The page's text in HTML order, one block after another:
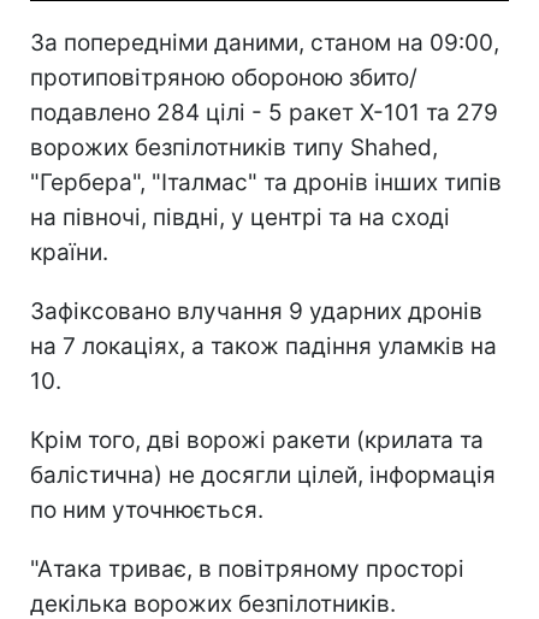
За попередніми даними, станом на 09:00,
протиповітряною обороною збито/
подавлено 284 цілі - 5 ракет Х-101 та 279
ворожих безпілотників типу Shahed,
"Гербера", "Італмас" та дронів інших типів
на півночі, півдні, у центрі та на сході
країни.
Зафіксовано влучання 9 ударних дронів
на 7 локаціях, а також падіння уламків на
10.
Крім того, дві ворожі ракети (крилата та
балістична) не досягли цілей, інформація
по ним уточнюється.
"Атака триває, в повітряному просторі
декілька ворожих безпілотників.